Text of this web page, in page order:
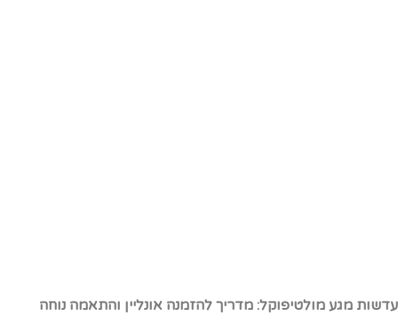
מגע מולטיפוקל: מדריך להזמנה אונליין והתאמה נוחה